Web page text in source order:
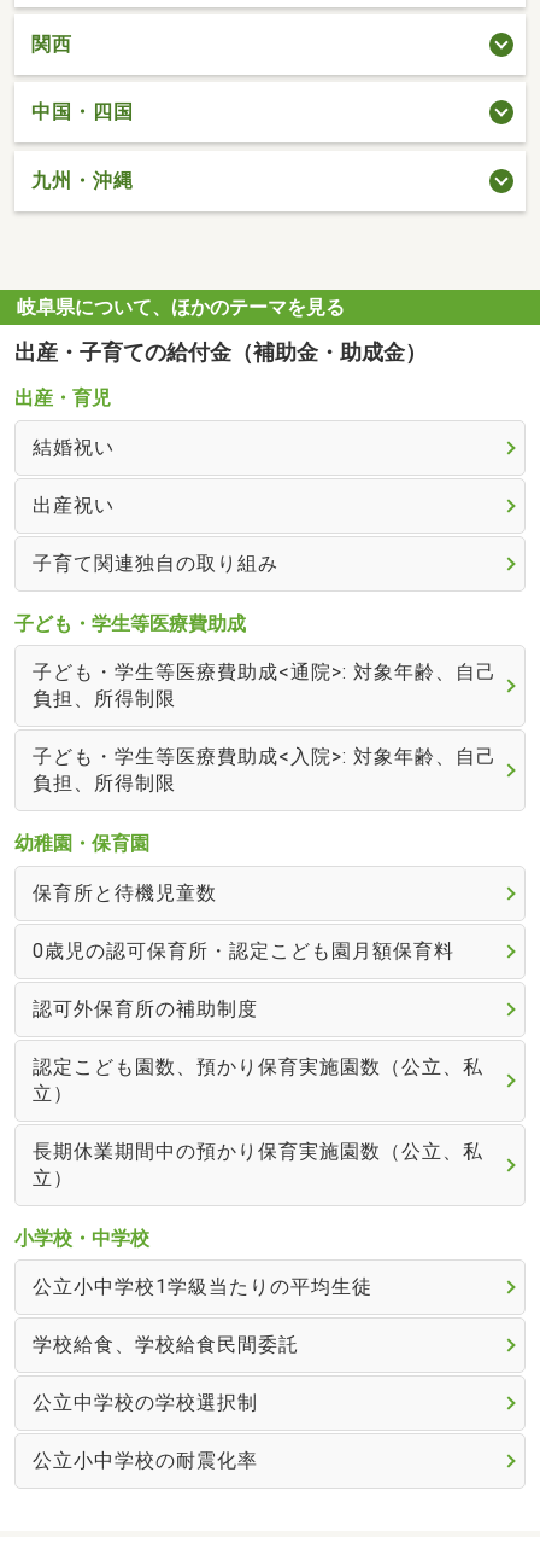
関西
中国・四国
九州・沖縄
岐阜県について、ほかのテーマを見る
出産・子育ての給付金（補助金・助成金）
出産・育児
結婚祝い
出産祝い
子育て関連独自の取り組み
子ども・学生等医療費助成
子ども・学生等医療費助成<通院>: 対象年齢、自己
負担、所得制限
子ども・学生等医療費助成<入院>: 対象年齢、自己
負担、所得制限
幼稚園・保育園
保育所と待機児童数
0歳児の認可保育所・認定こども園月額保育料
認可外保育所の補助制度
認定こども園数、預かり保育実施園数（公立、私
立）
長期休業期間中の預かり保育実施園数（公立、私
立）
小学校・中学校
公立小中学校1学級当たりの平均生徒
学校給食、学校給食民間委託
公立中学校の学校選択制
公立小中学校の耐震化率